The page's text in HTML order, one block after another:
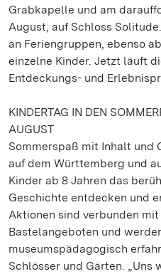
Grabkapelle und am
August, auf Schloss
an Feriengruppen, ebenso
einzelne Kinder. Jetzt läuft
Entdeckungs- und
KINDERTAG IN DEN
AUGUST
Sommerspaß mit Inhalt und
auf dem Württemberg und
Kinder ab 8 Jahren das
Geschichte entdecken und
Aktionen sind verbunden
Bastelangeboten und
museumspädagogisch
Schlösser und Gärten. „Uns